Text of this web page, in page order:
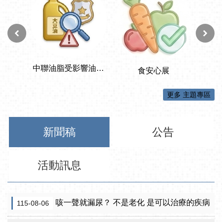
更多 主題專區
新聞稿 公告
活動訊息
115-08-06 咳一聲就漏尿？ 不是老化 是可以治療的疾病